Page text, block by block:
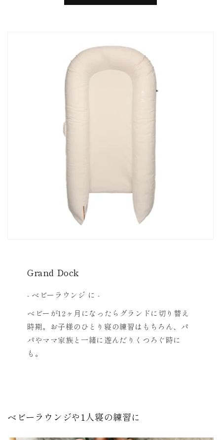
Grand Dock
- ベビーラウンジ に -
ベビーが12ヶ月になったらグランドに切り替え
時期。お子様のひとり寝の練習はもちろん、パ
パやママ家族と一緒に遊んだりくつろぐ時に
も。
ベビーラウンジや1人寝の練習に